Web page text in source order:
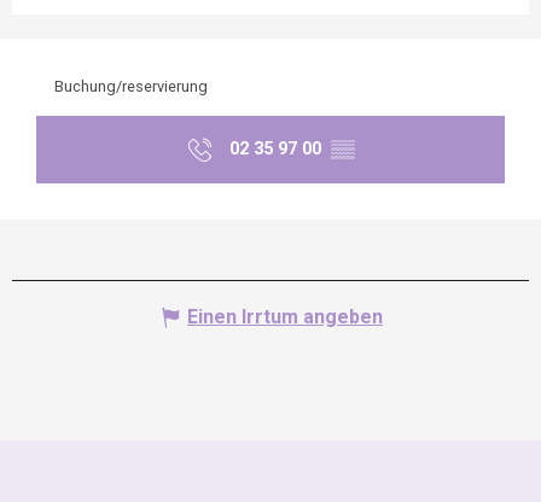
Buchung/reservierung
02 35 97 00 ▒▒
Einen Irrtum angeben